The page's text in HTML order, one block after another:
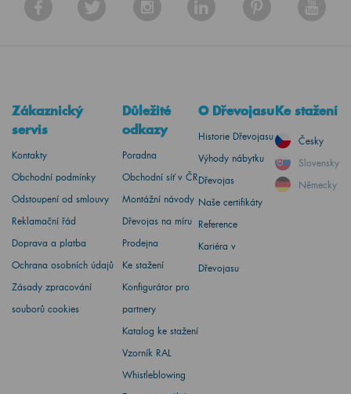
Zákaznický
servis
Kontakty
Obchodní podmínky
Odstoupení od smlouvy
Reklamační řád
Doprava a platba
Ochrana osobních údajů
Zásady zpracování
souborů cookies
Důležité
odkazy
Poradna
Obchodní síť v ČR
Montážní návody
Dřevojas na míru
Prodejna
Ke stažení
Konfigurátor pro
partnery
Katalog ke stažení
Vzorník RAL
Whistleblowing
O Dřevojasu
Historie Dřevojasu
Výhody nábytku
Dřevojas
Naše certifikáty
Reference
Kariéra v
Dřevojasu
Ke stažení
Česky
Slovensky
Německy